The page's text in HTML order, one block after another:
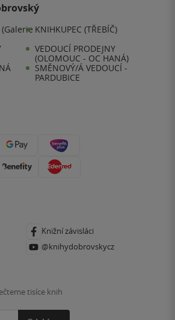
(Galerie KNIHKUPEC (TŘEBÍČ)
VEDOUCÍ PRODEJNY
(OLOMOUC - OC HANÁ)
SMĚNOVÝ/Á VEDOUCÍ -
PARDUBICE
Knižní závisláci
@knihydobrovskycz
tisíce knih